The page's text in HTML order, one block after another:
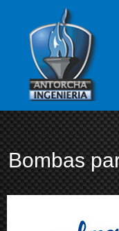
google-site-
Bombas